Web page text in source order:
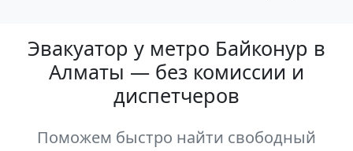
Эвакуатор у метро Байконур в
Алматы — без комиссии и
диспетчеров
Поможем быстро найти свободный